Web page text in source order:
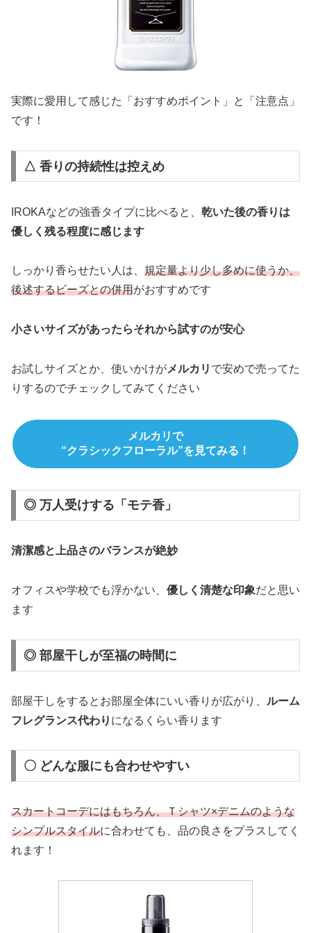
実際に愛用して感じた「おすすめポイント」と「注意点」
です！
△ 香りの持続性は控えめ
IROKAなどの強香タイプに比べると、 乾いた後の香りは
優しく残る程度に感じます
しっかり香らせたい人は、 規定量より少し多めに使うか、
後述するビーズとの併用がおすすめです
小さいサイズがあったらそれから試すのが安心
お試しサイズとか、使いかけがメルカリ で安めで売ってた
りするのでチェックしてみてください
メルカリで
“クラシックフローラル”を見てみる！
◎ 万人受けする「モテ香」
清潔感と上品さのバランスが絶妙
オフィスや学校でも浮かない、 優しく清楚な印象だと思い
ます
◎ 部屋干しが至福の時間に
部屋干しをするとお部屋全体にいい香りが広がり、 ルーム
フレグランス代わり になるくらい香ります
〇 どんな服にも合わせやすい
スカートコーデにはもちろん、Ｔシャツ×デニムのような
シンプルスタイルに合わせても、品の良さをプラスしてく
れます！